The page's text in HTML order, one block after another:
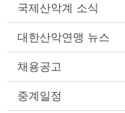
국제산악계 소식
대한산악연맹 뉴스
채용공고
중계일정